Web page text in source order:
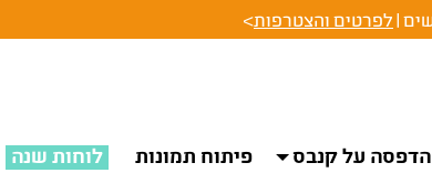
לפרטים והצטרפות>
הדפסה על קנבס פיתוח תמונות לוחות שנה